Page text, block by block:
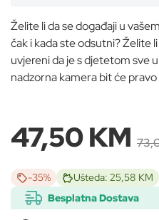
Želite li da se događaji u
čak i kada ste odsutni? Želite
uvjereni da je s djetetom sve
nadzorna kamera bit će pravo
47,50 KM
-35%
Ušteda: 25,58 KM
Besplatna Dostava